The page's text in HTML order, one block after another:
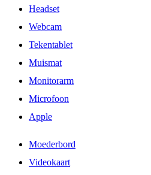
Headset
Webcam
Tekentablet
Muismat
Monitorarm
Microfoon
Apple
Moederbord
Videokaart